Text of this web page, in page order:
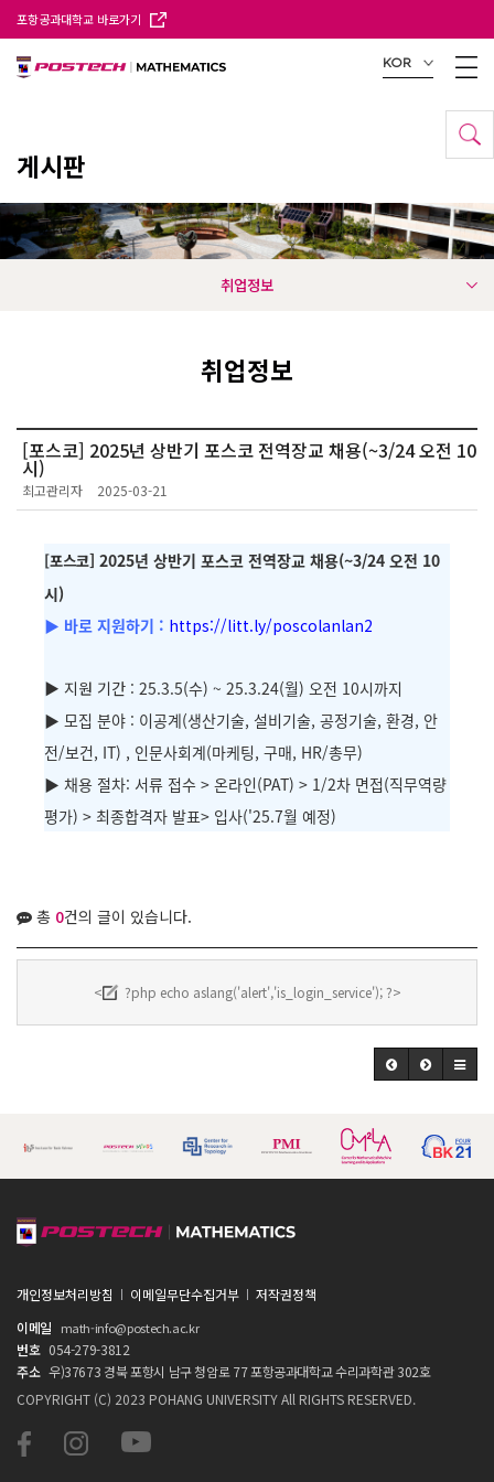
포항공과대학교 바로가기
KOR
게시판
취업정보
취업정보
[포스코] 2025년 상반기 포스코 전역장교 채용(~3/24 오전 10
시)
최고관리자 2025-03-21
[포스코] 2025년 상반기 포스코 전역장교 채용(~3/24 오전 10
시)
▶ 바로 지원하기 : https://litt.ly/poscolanlan2
▶ 지원 기간 : 25.3.5(수) ~ 25.3.24(월) 오전 10시까지
▶ 모집 분야 : 이공계(생산기술, 설비기술, 공정기술, 환경, 안
전/보건, IT) , 인문사회계(마케팅, 구매, HR/총무)
▶ 채용 절차: 서류 접수 > 온라인(PAT) > 1/2차 면접(직무역량
평가) > 최종합격자 발표> 입사('25.7월 예정)
총 0건의 글이 있습니다.
< ?php echo aslang('alert','is_login_service'); ?>
개인정보처리방침 이메일무단수집거부
저작권정책
이메일
math-info@postech.ac.kr
번호 054-279-3812
주소 우)37673 경북 포항시 남구 청암로 77 포항공과대학교 수리과학관 302호
COPYRIGHT (C) 2023 POHANG UNIVERSITY All RIGHTS RESERVED.